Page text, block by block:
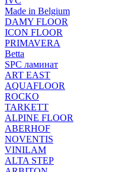
Made in Belgium
DAMY FLOOR
ICON FLOOR
PRIMAVERA
Betta
SPC ламинат
ART EAST
AQUAFLOOR
ROCKO
TARKETT
ALPINE FLOOR
ABERHOF
NOVENTIS
VINILAM
ALTA STEP